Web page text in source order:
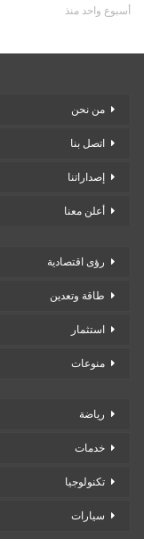
أسبوع واحد منذ
من نحن
اتصل بنا
إصداراتنا
أعلن معنا
رؤى اقتصادية
طاقة وتعدين
استثمار
منوعات
رياضة
خدمات
تكنولوجيا
سيارات